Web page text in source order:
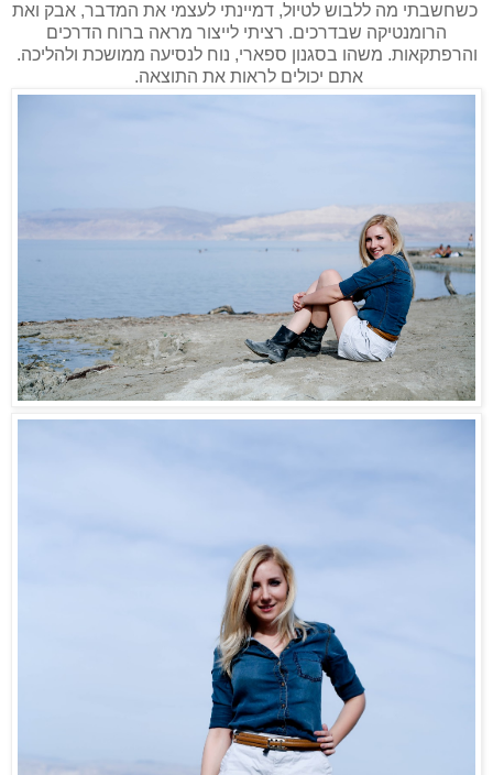
כשחשבתי מה ללבוש לטיול, דמיינתי לעצמי את המדבר, אבק ואת
הרומנטיקה שבדרכים. רציתי לייצור מראה ברוח הדרכים
והרפתקאות. משהו בסגנון ספארי, נוח לנסיעה ממושכת ולהליכה.
אתם יכולים לראות את התוצאה.